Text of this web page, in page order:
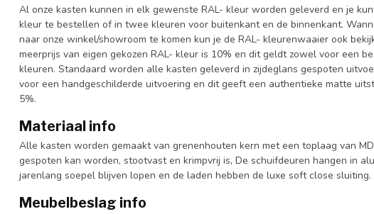
Al onze kasten kunnen in elk gewenste RAL- kleur worden geleverd en je
kleur te bestellen of in twee kleuren voor buitenkant en de binnenkant.
naar onze winkel/showroom te komen kun je de RAL- kleurenwaaier ook
meerprijs van eigen gekozen RAL- kleur is 10% en dit geldt zowel voor een
kleuren. Standaard worden alle kasten geleverd in zijdeglans gespoten
voor een handgeschilderde uitvoering en dit geeft een authentieke matte
5%.
Materiaal info
Alle kasten worden gemaakt van grenenhouten kern met een toplaag van
gespoten kan worden, stootvast en krimpvrij is, De schuifdeuren hangen in
jarenlang soepel blijven lopen en de laden hebben de luxe soft close sluiting.
Meubelbeslag info